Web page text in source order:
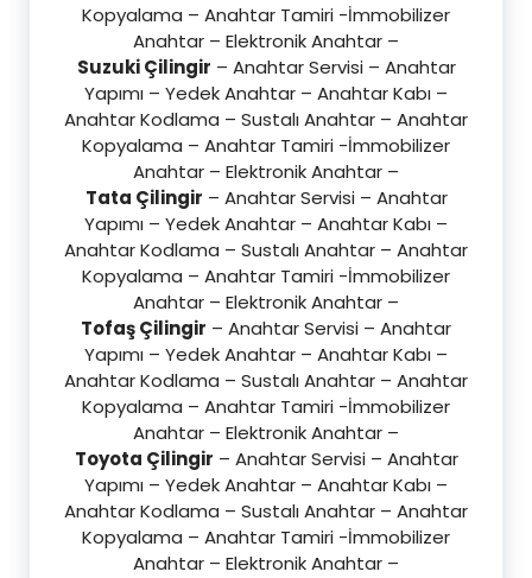
Kopyalama – Anahtar Tamiri -İmmobilizer
Anahtar – Elektronik Anahtar –
Suzuki Çilingir – Anahtar Servisi – Anahtar
Yapımı – Yedek Anahtar – Anahtar Kabı –
Anahtar Kodlama – Sustalı Anahtar – Anahtar
Kopyalama – Anahtar Tamiri -İmmobilizer
Anahtar – Elektronik Anahtar –
Tata Çilingir – Anahtar Servisi – Anahtar
Yapımı – Yedek Anahtar – Anahtar Kabı –
Anahtar Kodlama – Sustalı Anahtar – Anahtar
Kopyalama – Anahtar Tamiri -İmmobilizer
Anahtar – Elektronik Anahtar –
Tofaş Çilingir – Anahtar Servisi – Anahtar
Yapımı – Yedek Anahtar – Anahtar Kabı –
Anahtar Kodlama – Sustalı Anahtar – Anahtar
Kopyalama – Anahtar Tamiri -İmmobilizer
Anahtar – Elektronik Anahtar –
Toyota Çilingir – Anahtar Servisi – Anahtar
Yapımı – Yedek Anahtar – Anahtar Kabı –
Anahtar Kodlama – Sustalı Anahtar – Anahtar
Kopyalama – Anahtar Tamiri -İmmobilizer
Anahtar – Elektronik Anahtar –